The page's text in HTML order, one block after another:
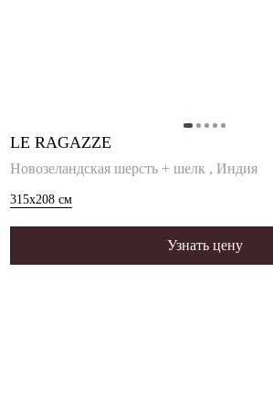
LE RAGAZZE
Новозеландская шерсть + шелк , Индия
315x208 см
Узнать цену